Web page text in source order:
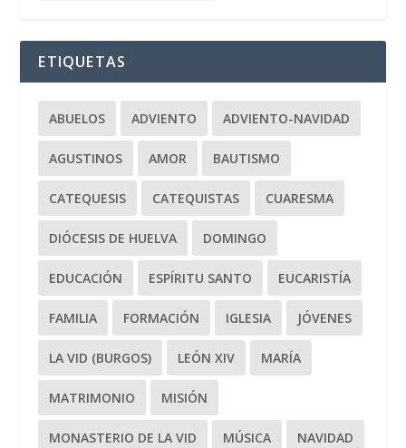
ETIQUETAS
ABUELOS ADVIENTO ADVIENTO-NAVIDAD
AGUSTINOS AMOR BAUTISMO
CATEQUESIS CATEQUISTAS CUARESMA
DIÓCESIS DE HUELVA DOMINGO
EDUCACIÓN ESPÍRITU SANTO EUCARISTÍA
FAMILIA FORMACIÓN IGLESIA JÓVENES
LA VID (BURGOS) LEÓN XIV MARÍA
MATRIMONIO MISIÓN
MONASTERIO DE LA VID MÚSICA NAVIDAD